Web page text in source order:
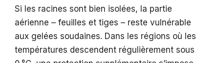
Si les racines sont bien isolées, la partie
aérienne – feuilles et tiges – reste vulnérable
aux gelées soudaines. Dans les régions où les
températures descendent régulièrement sous